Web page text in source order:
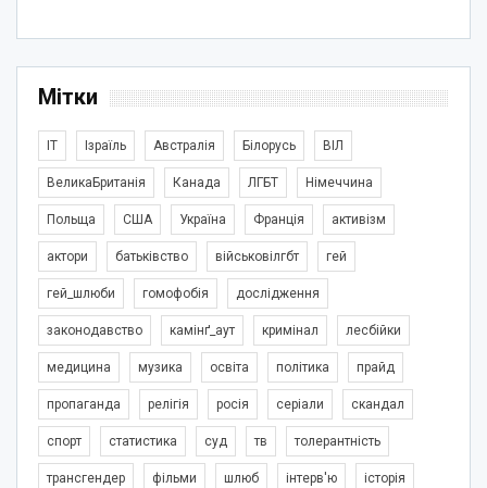
Мітки
IT Ізраїль Австралія Білорусь ВІЛ
ВеликаБританія Канада ЛГБТ Німеччина
Польща США Україна Франція активізм
актори батьківство військовілгбт гей
гей_шлюби гомофобія дослідження
законодавство камінґ_аут кримінал лесбійки
медицина музика освіта політика прайд
пропаганда релігія росія серіали скандал
спорт статистика суд тв толерантність
трансгендер фільми шлюб інтерв'ю історія